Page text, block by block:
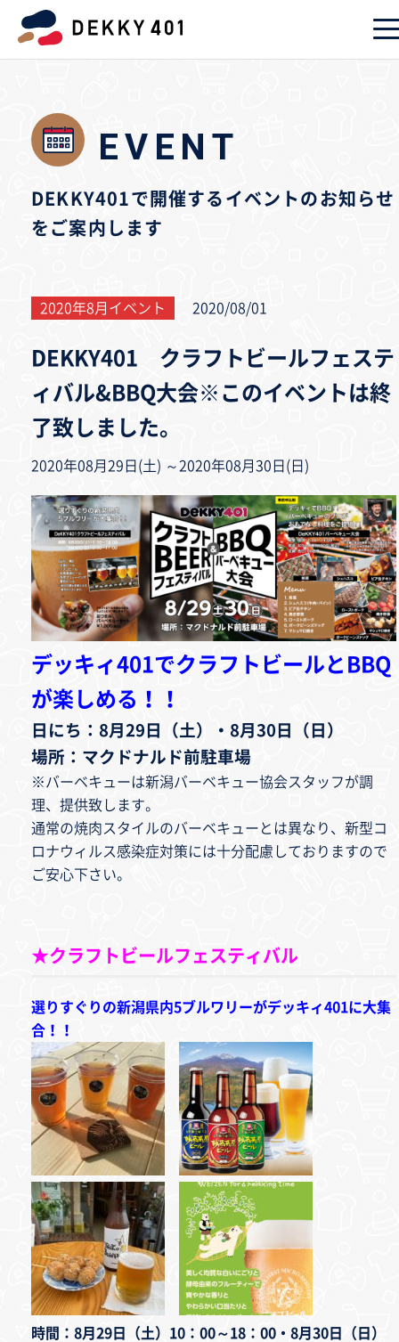
EVENT
DEKKY401で開催するイベントのお知らせ
をご案内します
2020年8月イベント 2020/08/01
DEKKY401 クラフトビールフェステ
ィバル&BBQ大会※このイベントは終
了致しました。
2020年08月29日(土) ～2020年08月30日(日)
デッキィ401でクラフトビールとBBQ
が楽しめる！！
日にち：8月29日（土）・8月30日（日）
場所：マクドナルド前駐車場
※バーベキューは新潟バーベキュー協会スタッフが調
理、提供致します。
通常の焼肉スタイルのバーベキューとは異なり、新型コ
ロナウィルス感染症対策には十分配慮しておりますので
ご安心下さい。
★クラフトビールフェスティバル
選りすぐりの新潟県内5ブルワリーがデッキィ401に大集
合！！
時間：8月29日（土）10：00～18：00・8月30日（日）